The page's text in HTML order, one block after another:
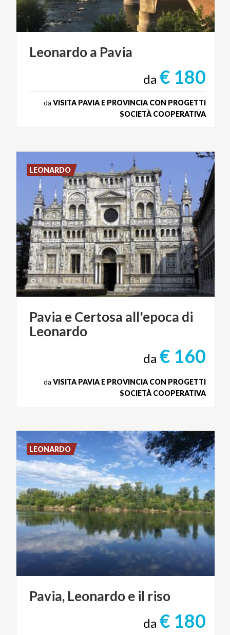
Leonardoa Pavia
da € 180
da VISITA PAVIA E PROVINCIA CON PROGETTI
SOCIETÀ COOPERATIVA
Pavia eCertosa all'epoca di
Leonardo
da € 160
da VISITA PAVIA E PROVINCIA CON PROGETTI
SOCIETÀ COOPERATIVA
LEONARDO
Pavia, Leonardoe il riso
da € 180
LEONARDO